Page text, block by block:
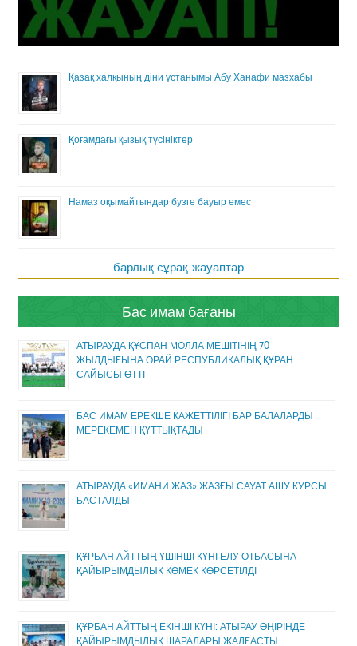
Қазақ халқының діни ұстанымы Абу Ханафи мазхабы
Қоғамдағы қызық түсініктер
Намаз оқымайтындар бузге бауыр емес
барлық сұрақ-жауаптар
Бас имам бағаны
АТЫРАУДА ҚҰСПАН МОЛЛА МЕШІТІНІҢ 70
ЖЫЛДЫҒЫНА ОРАЙ РЕСПУБЛИКАЛЫҚ ҚҰРАН
САЙЫСЫ ӨТТІ
БАС ИМАМ ЕРЕКШЕ ҚАЖЕТТІЛІГІ БАР БАЛАЛАРДЫ
МЕРЕКЕМЕН ҚҰТТЫҚТАДЫ
АТЫРАУДА «ИМАНИ ЖАЗ» ЖАЗҒЫ САУАТ АШУ КУРСЫ
БАСТАЛДЫ
ҚҰРБАН АЙТТЫҢ ҮШІНШІ КҮНІ ЕЛУ ОТБАСЫНА
ҚАЙЫРЫМДЫЛЫҚ КӨМЕК КӨРСЕТІЛДІ
ҚҰРБАН АЙТТЫҢ ЕКІНШІ КҮНІ: АТЫРАУ ӨҢІРІНДЕ
ҚАЙЫРЫМДЫЛЫҚ ШАРАЛАРЫ ЖАЛҒАСТЫ